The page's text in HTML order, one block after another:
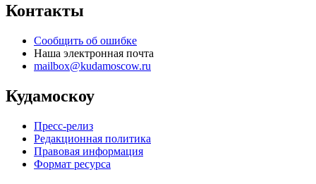
Контакты
Сообщить об ошибке
Наша электронная почта
mailbox@kudamoscow.ru
Кудамоскоу
Пресс-релиз
Редакционная политика
Правовая информация
Формат ресурса